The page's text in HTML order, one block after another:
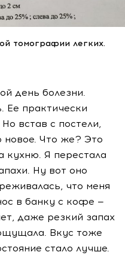
томографии легких.
день болезни.
Ее практически
встав с постели,
новое. Что же? Это
кухню. Я перестала
Ну вот оно
что меня
в банку с кофе —
даже резкий запах
Вкус тоже
стало лучше.